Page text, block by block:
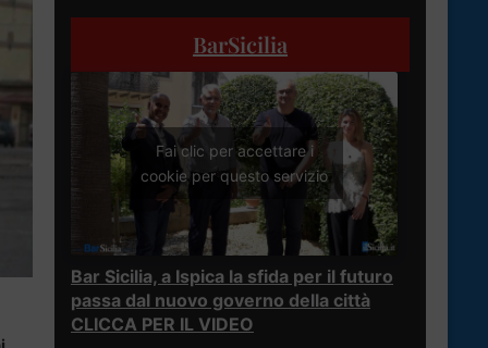
BarSicilia
Fai clic per accettare i
cookie per questo servizio
Bar Sicilia, a Ispica la sfida per il futuro
passa dal nuovo governo della città
CLICCA PER IL VIDEO